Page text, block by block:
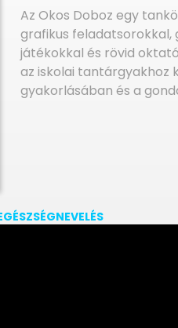
Az Okos Doboz egy
grafikus feladatsorokkal,
játékokkal és rövid
az iskolai tantárgyakhoz
gyakorlásában és a